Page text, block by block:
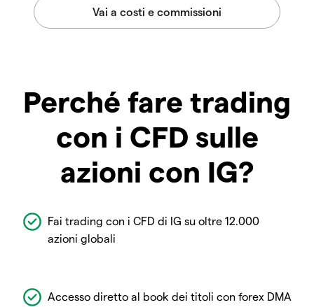
Perché fare trading
con i CFD sulle
azioni con IG?
Fai trading con i CFD di IG su oltre 12.000
azioni globali
Accesso diretto al book dei titoli con forex DMA